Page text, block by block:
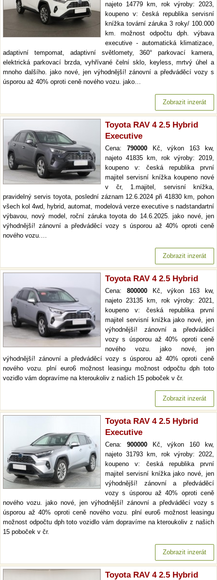
najeto 14779 km, rok výroby: 2023,
koupeno v: česká republika servisní
knížka tovární záruka 3 roky/ 100.000
km. možnost odpočtu dph. výbava
executive - automatická klimatizace,
adaptivní tempomat, adaptivní světlomety, 360° parkovací kamera,
elektrická parkovací brzda, vyhřívané čelní sklo, keyless, mrtvý úhel a
mnoho dalšího. jako nové, jen výhodnější! zánovní a předváděcí vozy s
úsporou až 40% oproti ceně nového vozu. jako…
Zobrazit inzerát
Toyota RAV 4 2.5 Hybrid
Executive
Cena: 790000Kč, výkon 163 kw,
najeto 41835 km, rok výroby: 2019,
koupeno v: česká republika první
majitel servisní knížka koupeno nové
v čr, 1.majitel, servisní knížka,
pravidelný servis toyota, poslední záznam 12.6.2024 při 41830 km, pohon
všech kol 4wd, hybrid, automat, modelová verze executive s nadstandartní
výbavou, nový model, roční záruka toyota do 14.6.2025. jako nové, jen
výhodnější! zánovní a předváděcí vozy s úsporou až 40% oproti ceně
nového vozu.…
Zobrazit inzerát
Toyota RAV 4 2.5 Hybrid
Cena: 800000Kč, výkon 163 kw,
najeto 23135 km, rok výroby: 2021,
koupeno v: česká republika první
majitel servisní knížka jako nové, jen
výhodnější! zánovní a předváděcí
vozy s úsporou až 40% oproti ceně
nového vozu. jako nové, jen
výhodnější! zánovní a předváděcí vozy s úsporou až 40% oproti ceně
nového vozu. plní euro6 možnost leasingu možnost odpočtu dph toto
vozidlo vám dopravíme na kteroukoliv z našich 15 poboček v čr.
Zobrazit inzerát
Toyota RAV 4 2.5 Hybrid
Executive
Cena: 900000Kč, výkon 160 kw,
najeto 31793 km, rok výroby: 2022,
koupeno v: česká republika první
majitel servisní knížka jako nové, jen
výhodnější! zánovní a předváděcí
vozy s úsporou až 40% oproti ceně
nového vozu. jako nové, jen výhodnější! zánovní a předváděcí vozy s
úsporou až 40% oproti ceně nového vozu. plní euro6 možnost leasingu
možnost odpočtu dph toto vozidlo vám dopravíme na kteroukoliv z našich
15 poboček v čr.
Zobrazit inzerát
Toyota RAV 4 2.5 Hybrid